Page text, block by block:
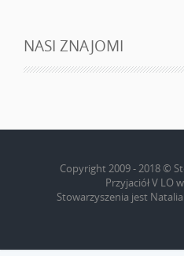
NASI ZNAJOMI
Copyright 2009 - 2018 ©
Przyjaciół V LO
Stowarzyszenia jest